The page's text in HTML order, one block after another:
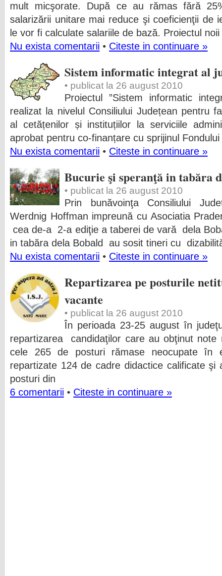
mult micşorate. După ce au rămas fără
salarizării unitare mai reduce şi coeficienţii de
le vor fi calculate salariile de bază. Proiectul
Nu exista comentarii • Citeste in continuare »
Sistem informatic integrat al
• publicat la 26 august 2010
Proiectul ”Sistem informatic
realizat la nivelul Consiliului Județean pentru
al cetățenilor și instituțiilor la serviciile
aprobat pentru co-finanțare cu sprijinul
Nu exista comentarii • Citeste in continuare »
Bucurie şi speranţă in tabăra
• publicat la 26 august 2010
Prin bunăvoinţa Consiliului
Werdnig Hoffman impreună cu Asociatia
cea de-a 2-a ediţie a taberei de vară dela
in tabăra dela Bobald au sosit tineri cu
Nu exista comentarii • Citeste in continuare »
Repartizarea pe posturile
vacante
• publicat la 26 august 2010
În perioada 23-25 august în
repartizarea candidaţilor care au obţinut
cele 265 de posturi rămase neocupate în
repartizate 124 de cadre didactice calificate şi
posturi din
6 comentarii • Citeste in continuare »